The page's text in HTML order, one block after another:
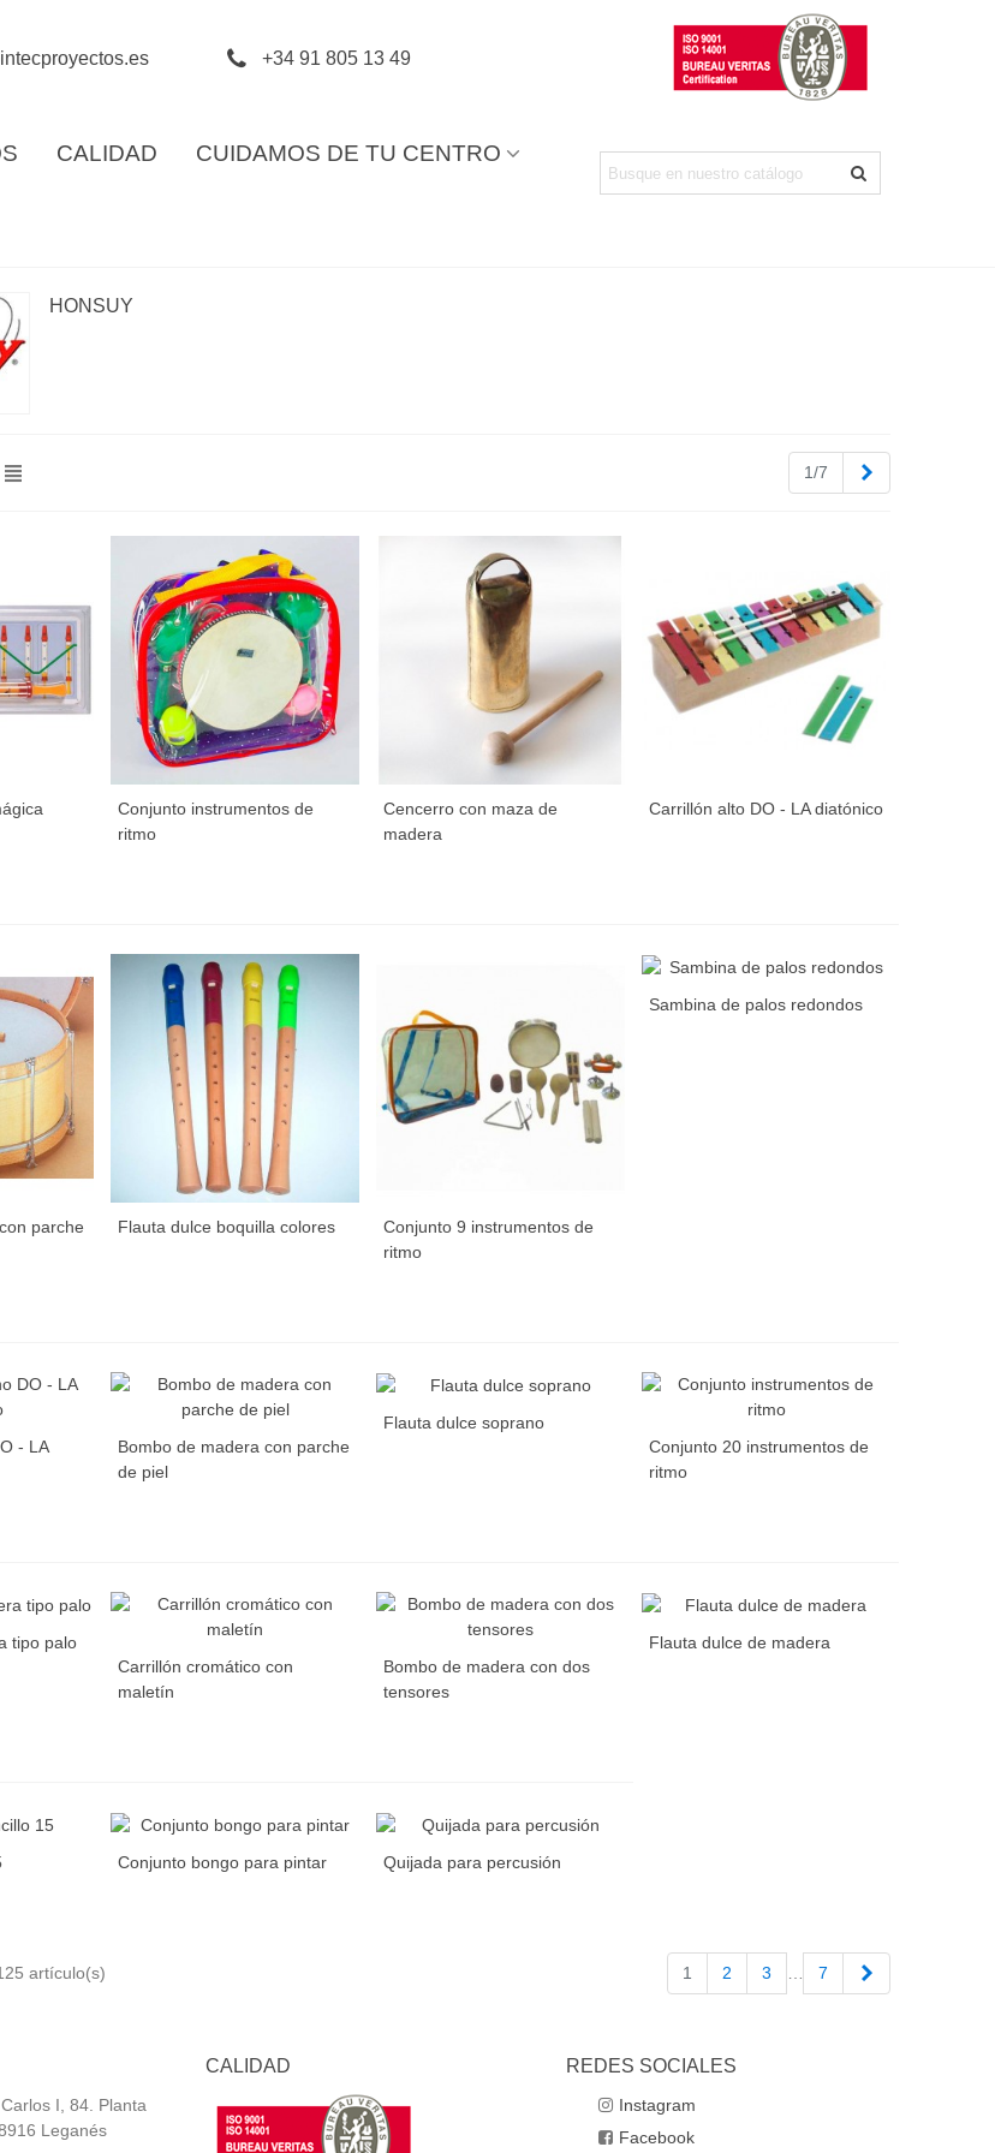
+34 91 805 13 49
CALIDAD
CUIDAMOS DE TU CENTRO
HONSUY
1/7
Conjunto instrumentos de
ritmo
Cencerro con maza de
madera
Carrillón alto DO - LA diatónico
parche
Flauta dulce boquilla colores
Conjunto 9 instrumentos de
ritmo
Sambina de palos redondos
- LA
Bombo de madera con parche
de piel
Flauta dulce soprano
Conjunto 20 instrumentos de
ritmo
tipo palo
Carrillón cromático con
maletín
Bombo de madera con dos
tensores
Flauta dulce de madera
Conjunto bongo para pintar Quijada para percusión
artículo(s) 1 2 3 7
I, 84. Planta
Leganés
CALIDAD REDES SOCIALES
Instagram
Facebook